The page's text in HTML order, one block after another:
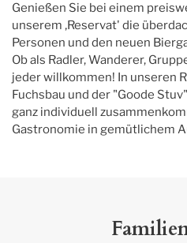
Genießen Sie bei einem
unserem ‚Reservat' die
Personen und den neuen
Ob als Radler, Wanderer,
jeder willkommen! In unseren
Fuchsbau und der "Goode
ganz individuell
Gastronomie in gemütlichem